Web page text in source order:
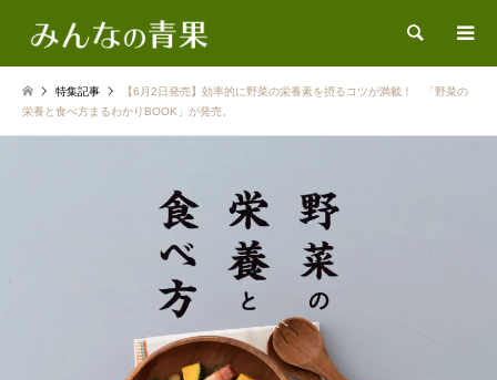
検索
特集記事
【6月2日発売】効率的に野菜の栄養素を摂るコツが満載！ 「野菜の
栄養と食べ方まるわかりBOOK」が発売。